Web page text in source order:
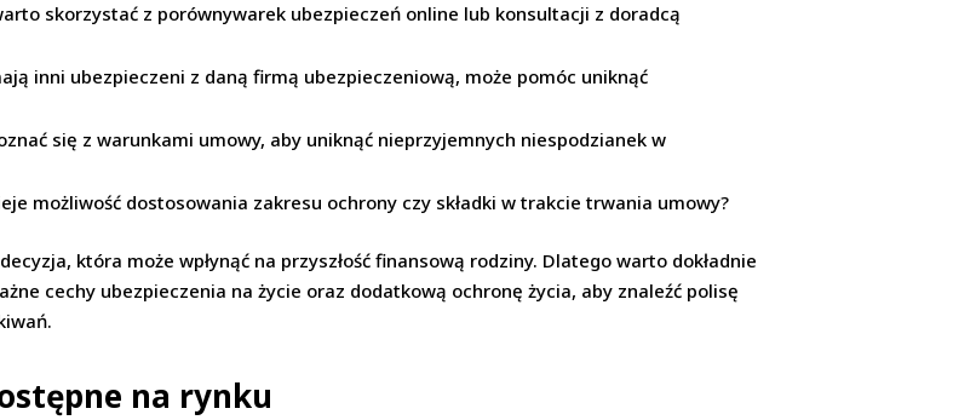
skorzystać z porównywarek ubezpieczeń online lub konsultacji z doradcą
inni ubezpieczeni z daną firmą ubezpieczeniową, może pomóc uniknąć
się z warunkami umowy, aby uniknąć nieprzyjemnych niespodzianek w
możliwość dostosowania zakresu ochrony czy składki w trakcie trwania umowy?
która może wpłynąć na przyszłość finansową rodziny. Dlatego warto dokładnie
cechy ubezpieczenia na życie oraz dodatkową ochronę życia, aby znaleźć polisę
na rynku